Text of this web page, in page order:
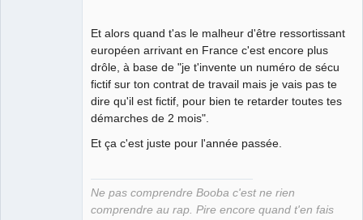
Et alors quand t'as le malheur d'être ressortissant
européen arrivant en France c'est encore plus
drôle, à base de "je t'invente un numéro de sécu
fictif sur ton contrat de travail mais je vais pas te
dire qu'il est fictif, pour bien te retarder toutes tes
démarches de 2 mois".
Et ça c'est juste pour l'année passée.
Ne pas comprendre Booba c'est ne rien
comprendre au rap. Pire encore quand t'en fais